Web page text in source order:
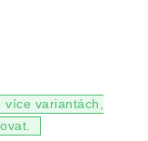
variantách,